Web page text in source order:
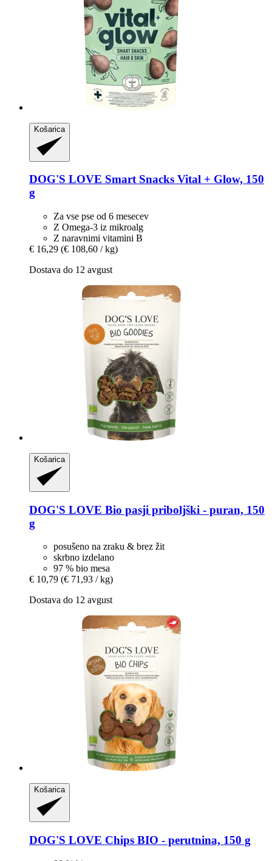
Košarica
DOG'S LOVE Smart Snacks Vital + Glow, 150
g
Za vse pse od 6 mesecev
Z Omega-3 iz mikroalg
Z naravnimi vitamini B
€ 16,29 (€ 108,60 / kg)
Dostava do 12 avgust
Košarica
DOG'S LOVE Bio pasji priboljški -​ puran, 150
g
posušeno na zraku & brez žit
skrbno izdelano
97 % bio mesa
€ 10,79 (€ 71,93 / kg)
Dostava do 12 avgust
Košarica
DOG'S LOVE Chips BIO -​ perutnina, 150 g